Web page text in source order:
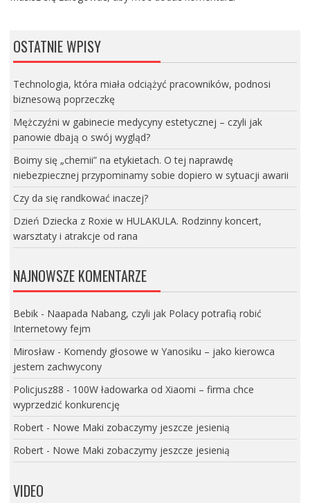
OSTATNIE WPISY
Technologia, która miała odciążyć pracowników, podnosi
biznesową poprzeczkę
Mężczyźni w gabinecie medycyny estetycznej – czyli jak
panowie dbają o swój wygląd?
Boimy się „chemii” na etykietach. O tej naprawdę
niebezpiecznej przypominamy sobie dopiero w sytuacji awarii
Czy da się randkować inaczej?
Dzień Dziecka z Roxie w HULAKULA. Rodzinny koncert,
warsztaty i atrakcje od rana
NAJNOWSZE KOMENTARZE
Bebik- Naapada Nabang, czyli jak Polacy potrafią robić
Internetowy fejm
Mirosław- Komendy głosowe w Yanosiku – jako kierowca
jestem zachwycony
Policjusz88 - 100W ładowarka od Xiaomi – firma chce
wyprzedzić konkurencję
Robert- Nowe Maki zobaczymy jeszcze jesienią
Robert- Nowe Maki zobaczymy jeszcze jesienią
VIDEO